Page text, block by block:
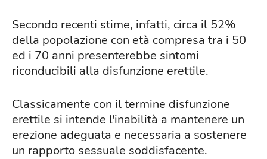
Secondo recenti stime, infatti, circa il 52%
della popolazione con età compresa tra i 50
ed i 70 anni presenterebbe sintomi
riconducibili alla disfunzione erettile.
Classicamente con il termine disfunzione
erettile si intende l'inabilità a mantenere un
erezione adeguata e necessaria a sostenere
un rapporto sessuale soddisfacente.